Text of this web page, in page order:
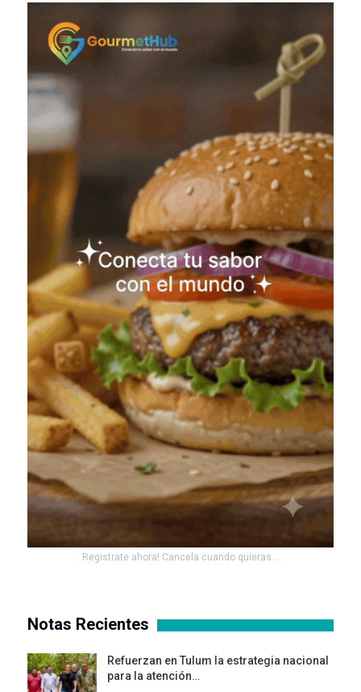
Registrate ahora! Cancela cuando quieras...
Notas Recientes
Refuerzan en Tulum la estrategia nacional
para la atención…